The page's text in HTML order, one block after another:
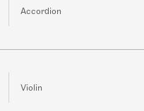
Accordion
Violin